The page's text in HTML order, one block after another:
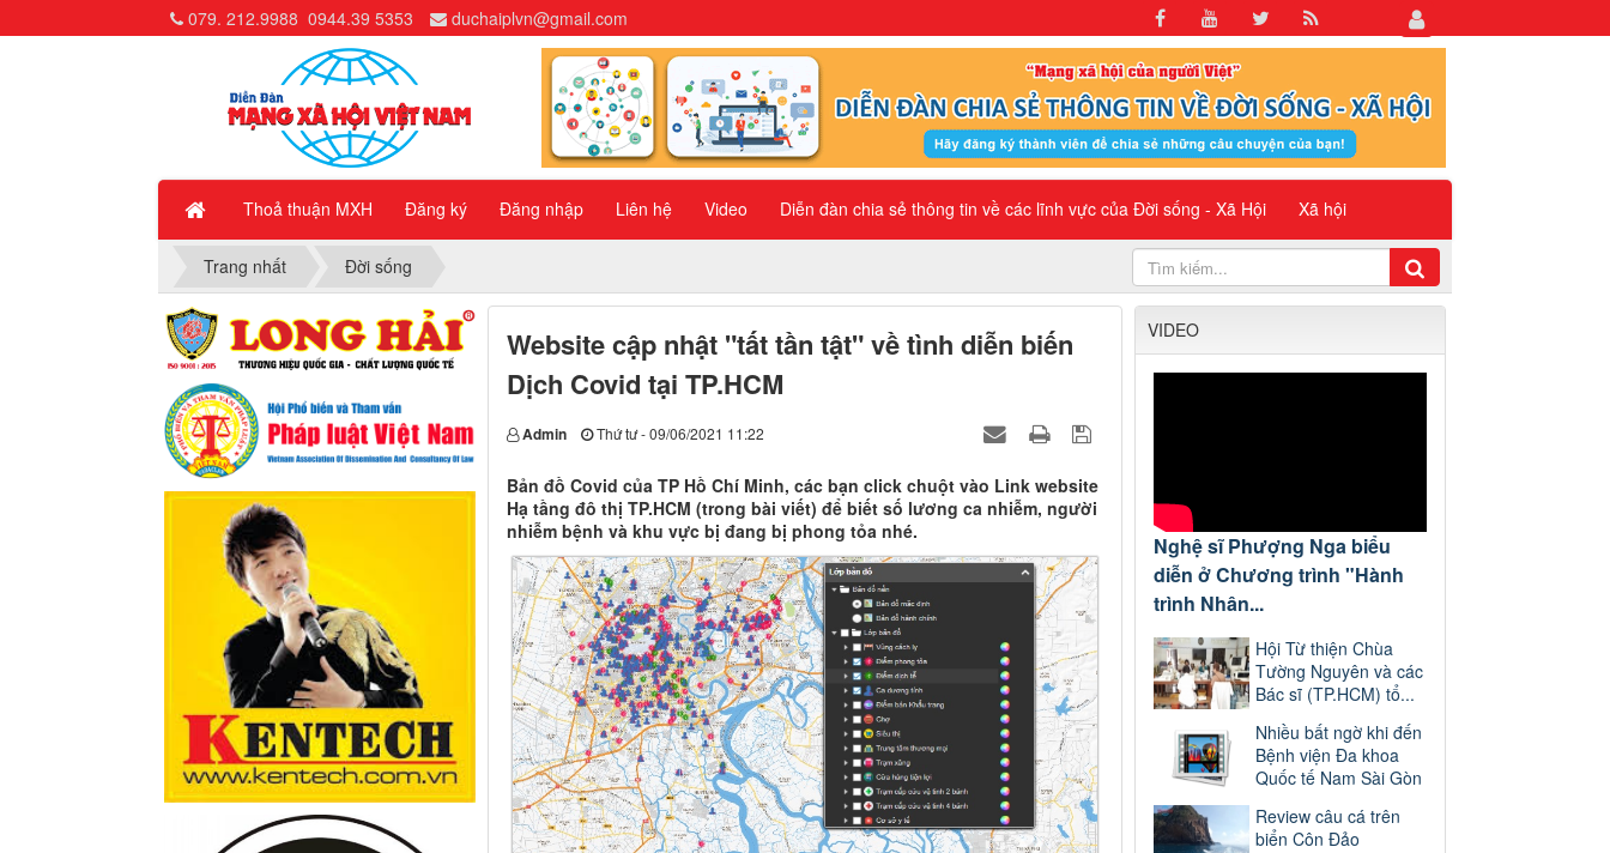
Thoả thuận MXH Đăng ký Đăng nhập Liên hệ Video Diễn đàn chia sẻ thông tin về các lĩnh vực của Đời sống - Xã Hội Xã hội
079. 212.9988 0944.39 5353 duchaiplvn@gmail.com
Trang nhất Đời sống
Website cập nhật "tất tần tật" về tình diễn biến
Dịch Covid tại TP.HCM
Admin Thứ tư - 09/06/2021 11:22
Bản đồ Covid của TP Hồ Chí Minh, các bạn click chuột vào Link website
Hạ tầng đô thị TP.HCM (trong bài viết) để biết số lương ca nhiễm, người
nhiễm bệnh và khu vực bị đang bị phong tỏa nhé.
VIDEO
Nghệ sĩ Phượng Nga biểu
diễn ở Chương trình "Hành
trình Nhân...
Hội Từ thiện Chùa
Tường Nguyên và các
Bác sĩ (TP.HCM) tổ...
Nhiều bất ngờ khi đến
Bệnh viện Đa khoa
Quốc tế Nam Sài Gòn
Review câu cá trên
biển Côn Đảo